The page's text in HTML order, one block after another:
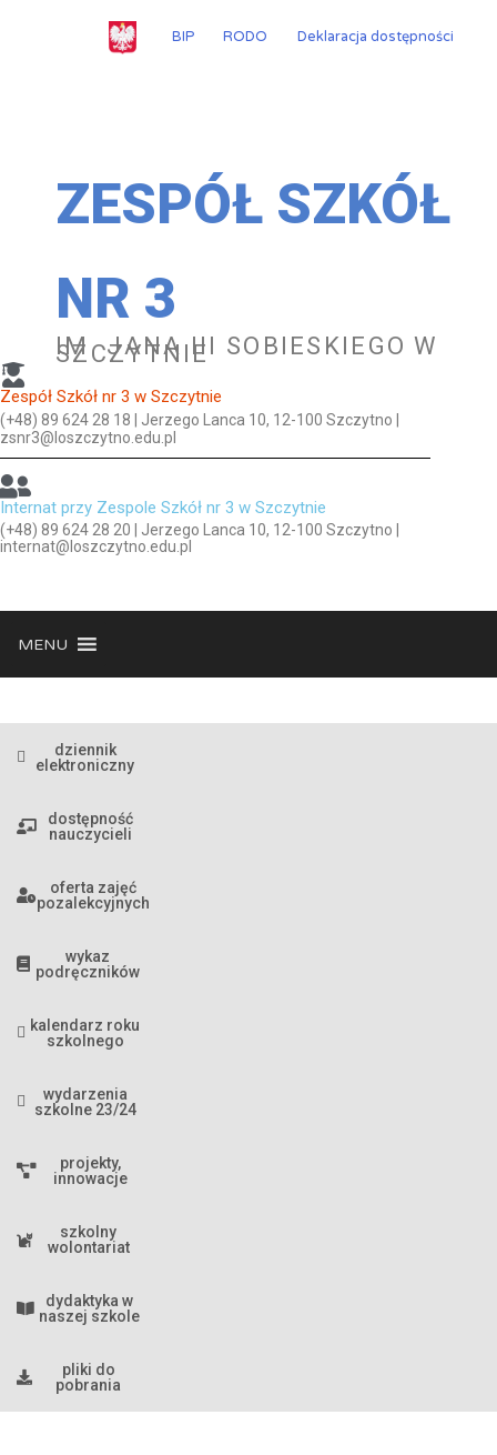
BIP RODO Deklaracja dostępności
ZESPÓŁ SZKÓŁ
NR 3
IM. JANA III SOBIESKIEGO W
SZCZYTNIE
Zespół Szkół nr 3 w Szczytnie
(+48) 89 624 28 18 | Jerzego Lanca 10, 12-100 Szczytno |
zsnr3@loszczytno.edu.pl
Internat przy Zespole Szkół nr 3 w Szczytnie
(+48) 89 624 28 20 | Jerzego Lanca 10, 12-100 Szczytno |
internat@loszczytno.edu.pl
MENU
dziennik
elektroniczny
dostępność
nauczycieli
oferta zajęć
pozalekcyjnych
wykaz
podręczników
kalendarz roku
szkolnego
wydarzenia
szkolne 23/24
projekty,
innowacje
szkolny
wolontariat
dydaktyka w
naszej szkole
pliki do
pobrania